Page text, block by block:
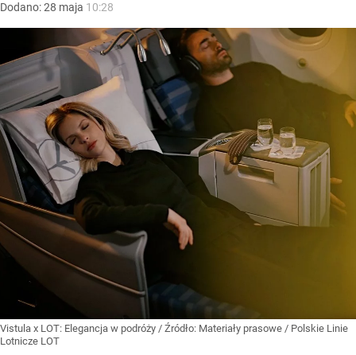
Dodano:28 maja 10:28
Vistula x LOT: Elegancja w podróży / Źródło: Materiały prasowe / Polskie Linie
Lotnicze LOT